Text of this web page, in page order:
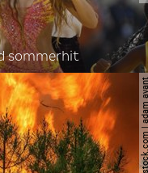
sommerhit
©